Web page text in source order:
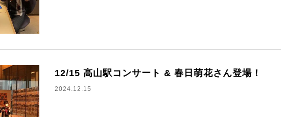
12/15 高山駅コンサート & 春日萌花さん登場！
2024.12.15